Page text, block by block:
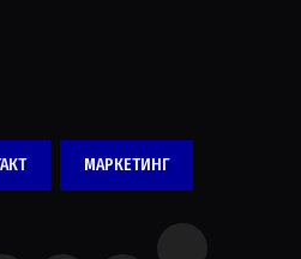
МАРКЕТИНГ